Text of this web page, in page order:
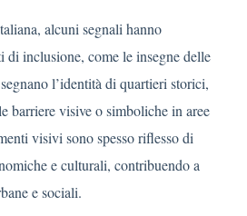
alcuni segnali hanno
di inclusione, come le insegne delle
l’identità di quartieri storici,
barriere visive o simboliche in aree
visivi sono spesso riflesso di
e culturali, contribuendo a
e sociali.